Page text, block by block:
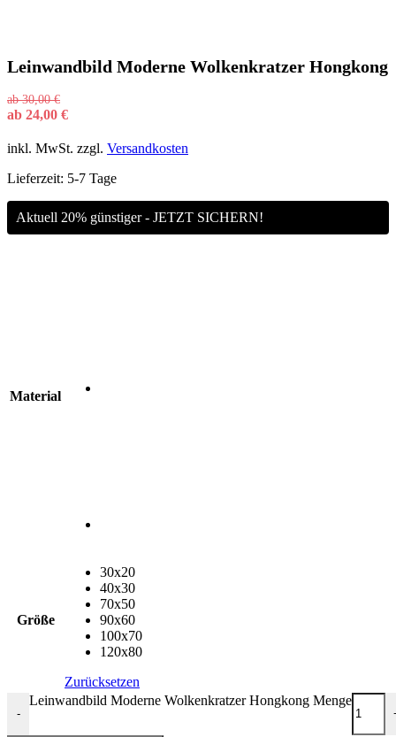
Leinwandbild Moderne Wolkenkratzer Hongkong
ab30,00€
ab 24,00 €
inkl. MwSt. zzgl. Versandkosten
Lieferzeit: 5-7 Tage
Aktuell 20% günstiger - JETZT SICHERN!
Material
Größe
30x20
40x30
70x50
90x60
100x70
120x80
Zurücksetzen
-
Leinwandbild Moderne Wolkenkratzer Hongkong Menge